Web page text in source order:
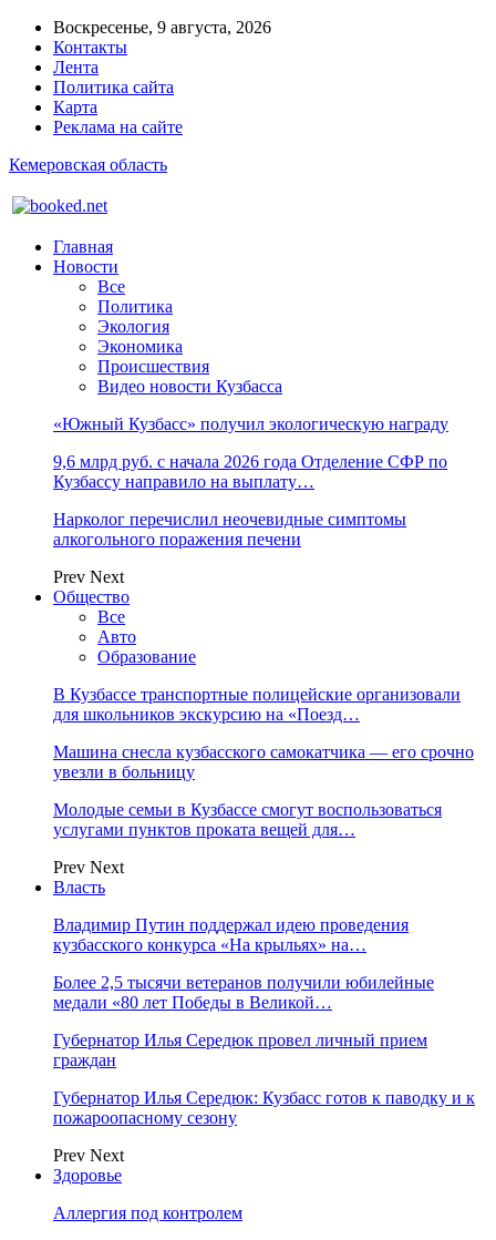
Воскресенье, 9 августа, 2026
Контакты
Лента
Политика сайта
Карта
Реклама на сайте
Кемеровская область
Главная
Новости
Все
Политика
Экология
Экономика
Происшествия
Видео новости Кузбасса
«Южный Кузбасс» получил экологическую награду
9,6 млрд руб. с начала 2026 года Отделение СФР по
Кузбассу направило на выплату…
Нарколог перечислил неочевидные симптомы
алкогольного поражения печени
Prev Next
Общество
Все
Авто
Образование
В Кузбассе транспортные полицейские организовали
для школьников экскурсию на «Поезд…
Машина снесла кузбасского самокатчика — его срочно
увезли в больницу
Молодые семьи в Кузбассе смогут воспользоваться
услугами пунктов проката вещей для…
Prev Next
Власть
Владимир Путин поддержал идею проведения
кузбасского конкурса «На крыльях» на…
Более 2,5 тысячи ветеранов получили юбилейные
медали «80 лет Победы в Великой…
Губернатор Илья Середюк провел личный прием
граждан
Губернатор Илья Середюк: Кузбасс готов к паводку и к
пожароопасному сезону
Prev Next
Здоровье
Аллергия под контролем